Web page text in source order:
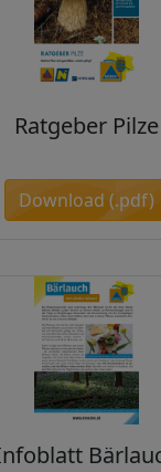
Ratgeber Pilze
Download (.pdf)